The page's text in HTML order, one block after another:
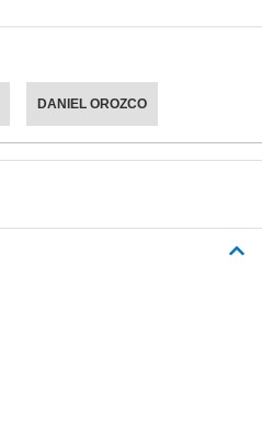
DANIEL OROZCO